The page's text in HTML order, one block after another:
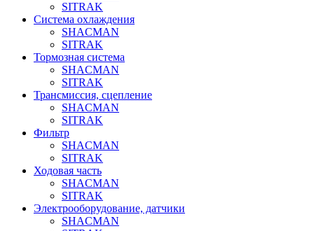
SITRAK
Система охлаждения
SHACMAN
SITRAK
Тормозная система
SHACMAN
SITRAK
Трансмиссия, сцепление
SHACMAN
SITRAK
Фильтр
SHACMAN
SITRAK
Ходовая часть
SHACMAN
SITRAK
Электрооборудование, датчики
SHACMAN